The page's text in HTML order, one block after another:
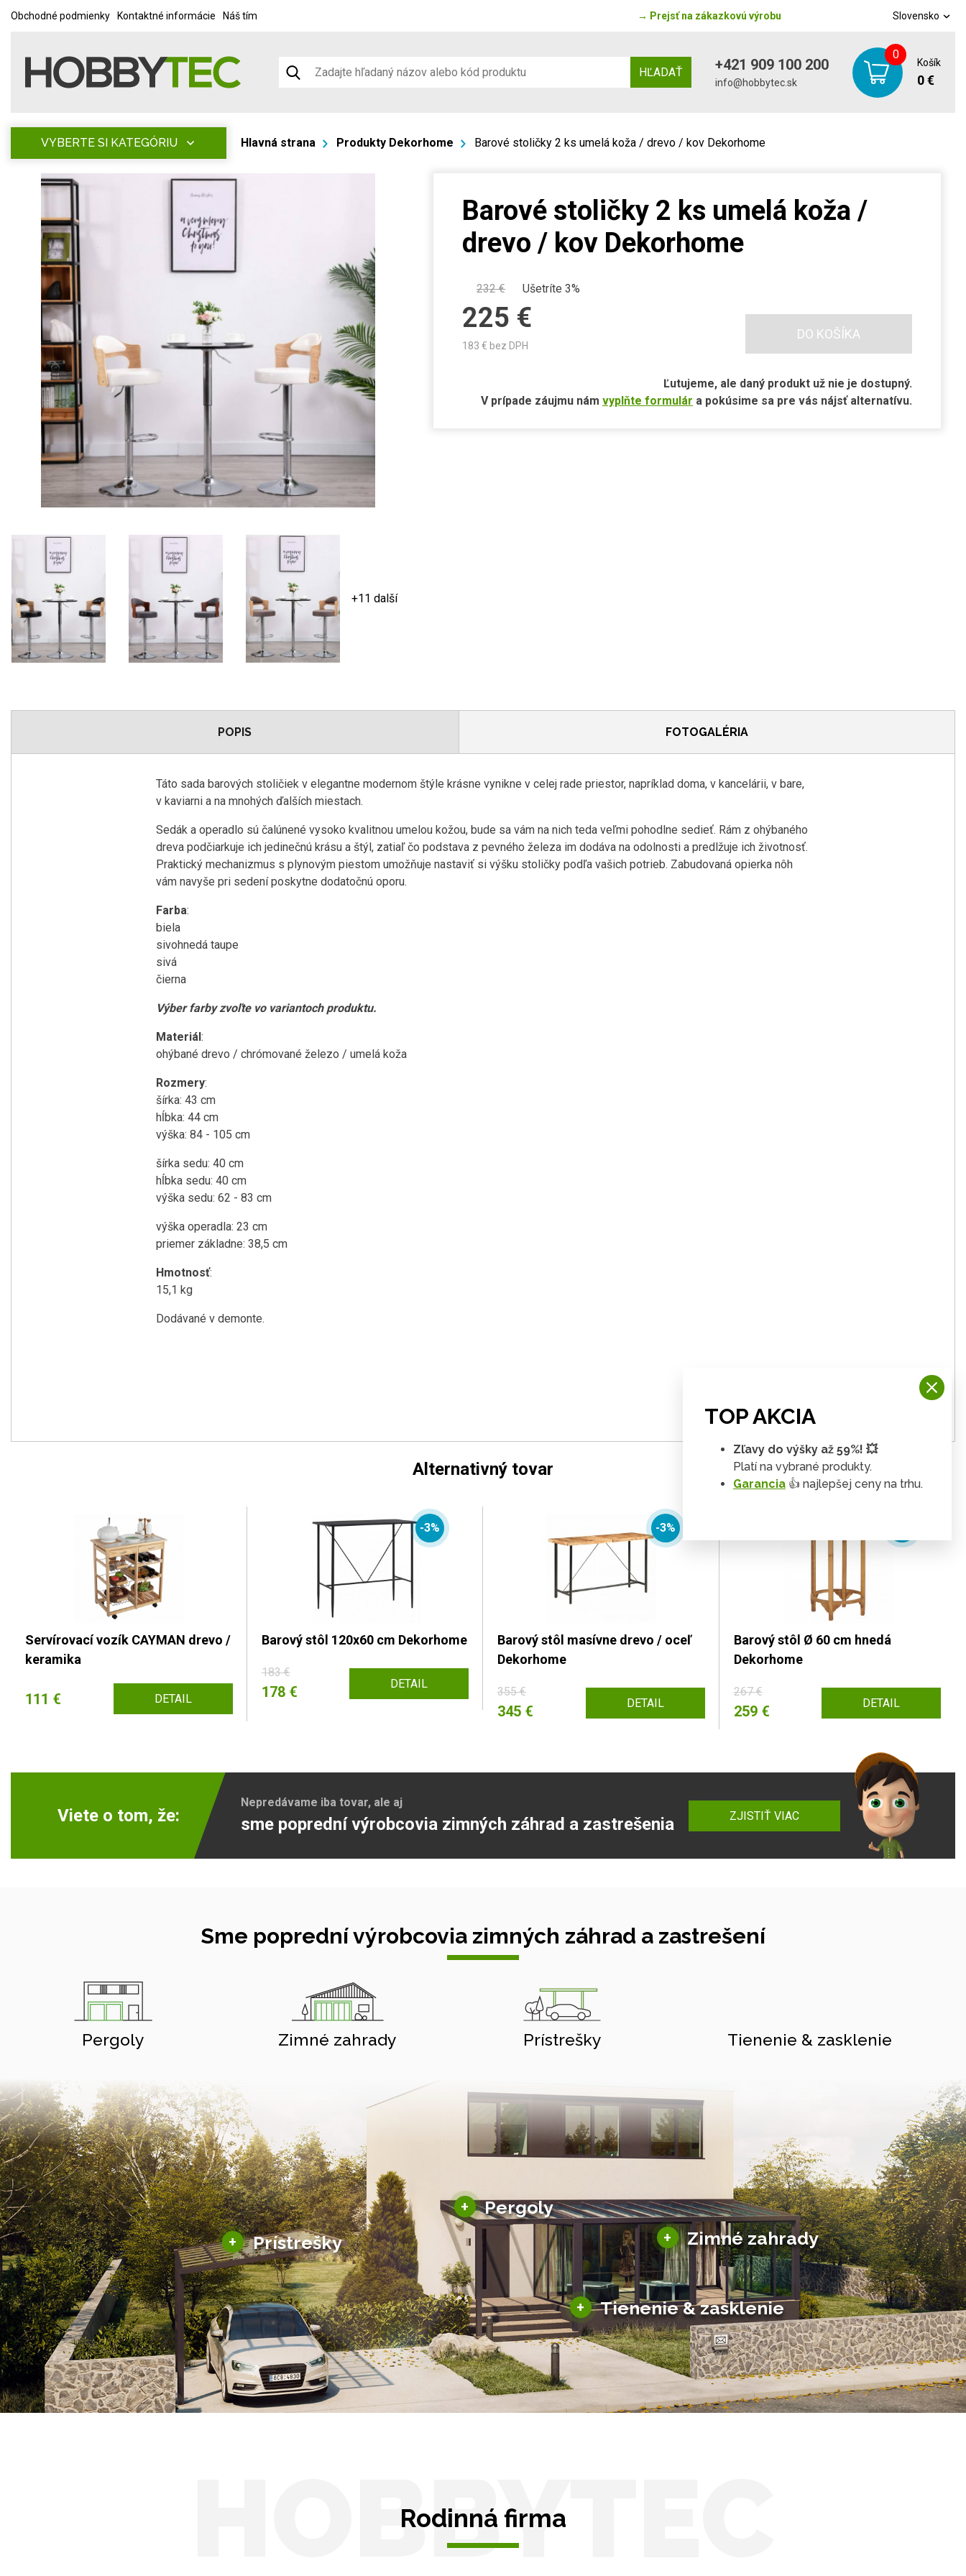
Obchodné podmienky Kontaktné informácie Náš tím → Prejsť na zákazkovú výrobu Slovensko
HĽADAŤ +421 909 100 200
info@hobbytec.sk
0
Košík
0 €
VYBERTE SI KATEGÓRIU Hlavná strana Produkty Dekorhome Barové stoličky 2 ks umelá koža / drevo / kov Dekorhome
+11 další
Barové stoličky 2 ks umelá koža /
drevo / kov Dekorhome
232€ Ušetríte 3%
225 €
183 € bez DPH
DO KOŠÍKA
Ľutujeme, ale daný produkt už nie je dostupný.
V prípade záujmu nám vyplňte formulár a pokúsime sa pre vás nájsť alternatívu.
POPIS FOTOGALÉRIA
Táto sada barových stoličiek v elegantne modernom štýle krásne vynikne v celej rade priestor, napríklad doma, v kancelárii, v bare,
v kaviarni a na mnohých ďalších miestach.
Sedák a operadlo sú čalúnené vysoko kvalitnou umelou kožou, bude sa vám na nich teda veľmi pohodlne sedieť. Rám z ohýbaného
dreva podčiarkuje ich jedinečnú krásu a štýl, zatiaľ čo podstava z pevného železa im dodáva na odolnosti a predlžuje ich životnosť.
Praktický mechanizmus s plynovým piestom umožňuje nastaviť si výšku stoličky podľa vašich potrieb. Zabudovaná opierka nôh
vám navyše pri sedení poskytne dodatočnú oporu.
Farba:
biela
sivohnedá taupe
sivá
čierna
Výber farby zvoľte vo variantoch produktu.
Materiál:
ohýbané drevo / chrómované železo / umelá koža
Rozmery:
šírka: 43 cm
hĺbka: 44 cm
výška: 84 - 105 cm
šírka sedu: 40 cm
hĺbka sedu: 40 cm
výška sedu: 62 - 83 cm
výška operadla: 23 cm
priemer základne: 38,5 cm
Hmotnosť:
15,1 kg
Dodávané v demonte.
Alternativný tovar
Servírovací vozík CAYMAN drevo /
keramika
111 € DETAIL
-3%
Barový stôl 120x60 cm Dekorhome
183 €
178 € DETAIL
-3%
Barový stôl masívne drevo / oceľ
Dekorhome
355 €
345 € DETAIL
Barový stôl Ø 60 cm hnedá
Dekorhome
267 €
259 € DETAIL
Viete o tom, že:
Nepredávame iba tovar, ale aj
sme poprední výrobcovia zimných záhrad a zastrešenia ZJISTIŤ VIAC
Sme poprední výrobcovia zimných záhrad a zastrešení
Pergoly Zimné zahrady Prístrešky Tienenie & zasklenie
+ Pergoly
Hliníkové pergoly
Bioklimatické pergoly
Altány a zastrešenie
Solárne pergoly
+ Zimné zahrady
Sezónne zimné záhrady
Hliníkové zimné záhrady
Posuvné zimné záhrady
Solárne zimné záhrady
+ Prístrešky
Hliníkové prístrešky
Solárne prístrešky pre auto
+ Tienenie & zasklenie
Tienenie
Zasklenie
HOBBYTEC
Rodinná firma
TOP AKCIA
Zľavy do výšky až 59%! 💥
Platí na vybrané produkty.
Garancia 👍 najlepšej ceny na trhu.